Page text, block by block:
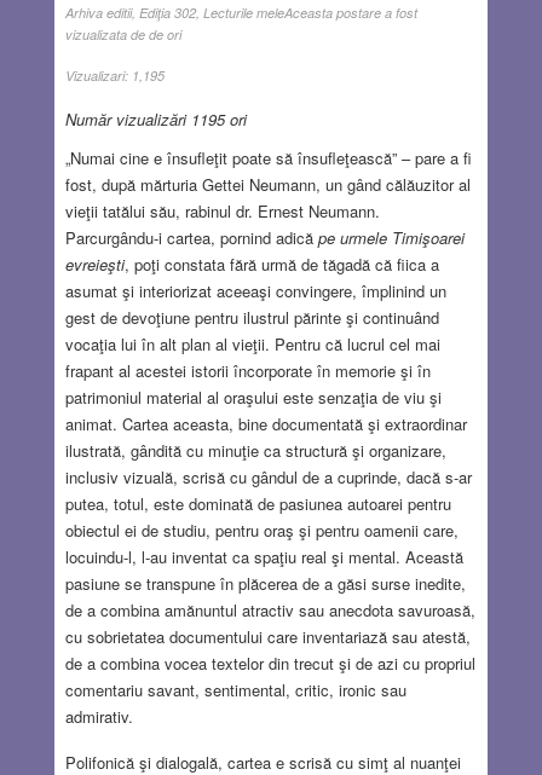
Arhiva editii, Ediţia 302, Lecturile meleAceasta postare a fost
vizualizata de de ori
Vizualizari: 1,195
Număr vizualizări 1195 ori
„Numai cine e însufleţit poate să însufleţească” – pare a fi
fost, după mărturia Gettei Neumann, un gând călăuzitor al
vieţii tatălui său, rabinul dr. Ernest Neumann.
Parcurgându-i cartea, pornind adică pe urmele Timişoarei
evreieşti, poţi constata fără urmă de tăgadă că fiica a
asumat şi interiorizat aceeaşi convingere, împlinind un
gest de devoţiune pentru ilustrul părinte şi continuând
vocaţia lui în alt plan al vieţii. Pentru că lucrul cel mai
frapant al acestei istorii încorporate în memorie şi în
patrimoniul material al oraşului este senzaţia de viu şi
animat. Cartea aceasta, bine documentată şi extraordinar
ilustrată, gândită cu minuţie ca structură şi organizare,
inclusiv vizuală, scrisă cu gândul de a cuprinde, dacă s-ar
putea, totul, este dominată de pasiunea autoarei pentru
obiectul ei de studiu, pentru oraş şi pentru oamenii care,
locuindu-l, l-au inventat ca spaţiu real şi mental. Această
pasiune se transpune în plăcerea de a găsi surse inedite,
de a combina amănuntul atractiv sau anecdota savuroasă,
cu sobrietatea documentului care inventariază sau atestă,
de a combina vocea textelor din trecut şi de azi cu propriul
comentariu savant, sentimental, critic, ironic sau
admirativ.
Polifonică şi dialogală, cartea e scrisă cu simţ al nuanţei